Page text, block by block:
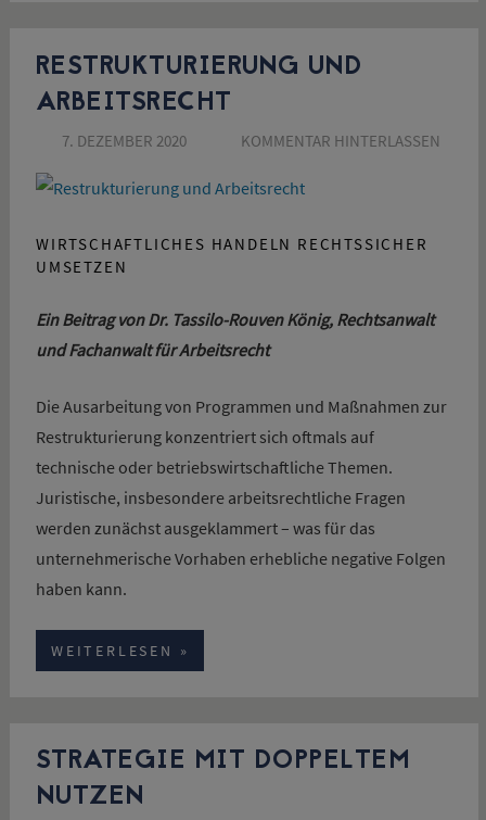
RESTRUKTURIERUNG UND
ARBEITSRECHT
7. DEZEMBER 2020 SUSANNE SCHÖN
KOMMENTAR HINTERLASSEN
WIRTSCHAFTLICHES HANDELN RECHTSSICHER
UMSETZEN
Ein Beitrag von Dr. Tassilo-Rouven König, Rechtsanwalt
und Fachanwalt für Arbeitsrecht
Die Ausarbeitung von Programmen und Maßnahmen zur
Restrukturierung konzentriert sich oftmals auf
technische oder betriebswirtschaftliche Themen.
Juristische, insbesondere arbeitsrechtliche Fragen
werden zunächst ausgeklammert – was für das
unternehmerische Vorhaben erhebliche negative Folgen
haben kann.
WEITERLESEN
STRATEGIE MIT DOPPELTEM
NUTZEN